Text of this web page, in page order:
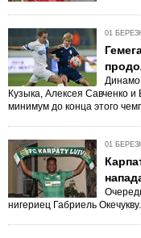
01
Динамо
Кузыка, Алексея Савченко
минимум до конца этого
01
нигериец Габриель Окечукву.